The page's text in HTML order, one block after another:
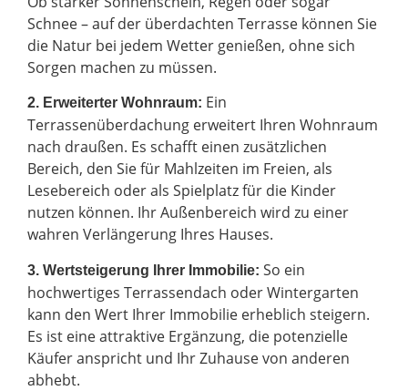
Schnee – auf der überdachten Terrasse können Sie
die Natur bei jedem Wetter genießen, ohne sich
Sorgen machen zu müssen.
2. Erweiterter Wohnraum: Ein
Terrassenüberdachung erweitert Ihren Wohnraum
nach draußen. Es schafft einen zusätzlichen
Bereich, den Sie für Mahlzeiten im Freien, als
Lesebereich oder als Spielplatz für die Kinder
nutzen können. Ihr Außenbereich wird zu einer
wahren Verlängerung Ihres Hauses.
3. Wertsteigerung Ihrer Immobilie: So ein
hochwertiges Terrassendach oder Wintergarten
kann den Wert Ihrer Immobilie erheblich steigern.
Es ist eine attraktive Ergänzung, die potenzielle
Käufer anspricht und Ihr Zuhause von anderen
abhebt.